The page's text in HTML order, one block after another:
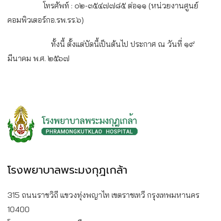
โทรศัพท์ : ๐๒-๓๕๔๗๗๘๕ ต่อ๑๑ (หน่วยงานศูนย์
คอมพิวเตอร์กอ.รพ.รร.๖)
ทั้งนี้ ตั้งแต่บัดนี้เป็นต้นไป ประกาศ ณ วันที่ ๑๙
มีนาคม พ.ศ. ๒๕๖๗
โรงพยาบาลพระมงกุฎเกล้า
315 ถนนราชวิถี แขวงทุ่งพญาไท เขตราชเทวี กรุงเทพมหานคร
10400